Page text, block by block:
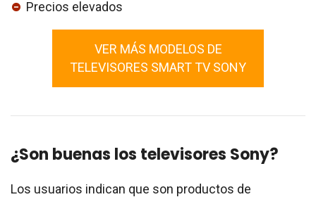
Precios elevados
VER MÁS MODELOS DE
TELEVISORES SMART TV SONY
¿Son buenas los televisores Sony?
Los usuarios indican que son productos de